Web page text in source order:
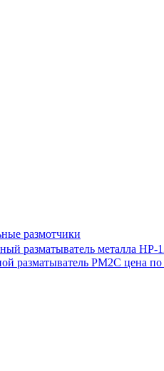
размотчики
разматыватель металла HP-
разматыватель РМ2С цена по